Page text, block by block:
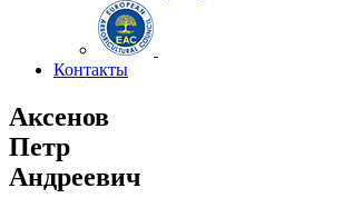
Контакты
Аксенов
Петр
Андреевич